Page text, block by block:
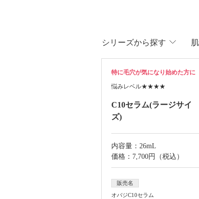
シリ ーズから探す
特に毛穴が気になり始めた方に
悩みレベル★★★★
C10セラム(ラージサイ
ズ)
内容量：26mL
価格：7,700円（税込）
販売名
オバジC10セラム